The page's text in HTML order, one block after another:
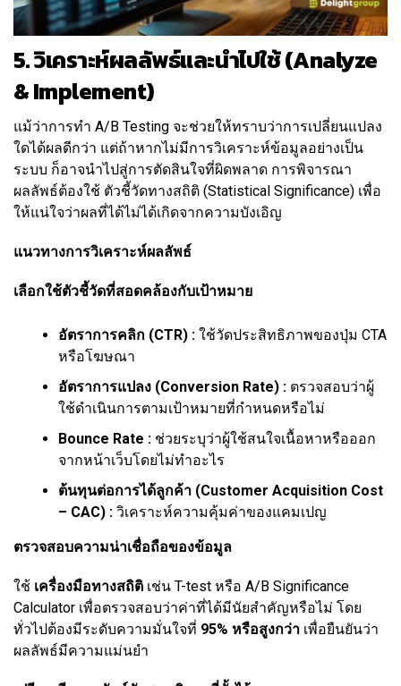
5. วิเคราะห์ผลลัพธ์และนำไปใช้ (Analyze
& Implement)
แม้ว่าการทำ A/B Testing จะช่วยให้ทราบว่าการเปลี่ยนแปลง
ใดได้ผลดีกว่า แต่ถ้าหากไม่มีการวิเคราะห์ข้อมูลอย่างเป็น
ระบบ ก็อาจนำไปสู่การตัดสินใจที่ผิดพลาด การพิจารณา
ผลลัพธ์ต้องใช้ ตัวชี้วัดทางสถิติ (Statistical Significance) เพื่อ
ให้แน่ใจว่าผลที่ได้ไม่ได้เกิดจากความบังเอิญ
แนวทางการวิเคราะห์ผลลัพธ์
เลือกใช้ตัวชี้วัดที่สอดคล้องกับเป้าหมาย
อัตราการคลิก (CTR) : ใช้วัดประสิทธิภาพของปุ่ม CTA
หรือโฆษณา
อัตราการแปลง (Conversion Rate) : ตรวจสอบว่าผู้
ใช้ดำเนินการตามเป้าหมายที่กำหนดหรือไม่
Bounce Rate : ช่วยระบุว่าผู้ใช้สนใจเนื้อหาหรือออก
จากหน้าเว็บโดยไม่ทำอะไร
ต้นทุนต่อการได้ลูกค้า (Customer Acquisition Cost
– CAC) : วิเคราะห์ความคุ้มค่าของแคมเปญ
ตรวจสอบความน่าเชื่อถือของข้อมูล
ใช้ เครื่องมือทางสถิติ เช่น T-test หรือ A/B Significance
Calculator เพื่อตรวจสอบว่าค่าที่ได้มีนัยสำคัญหรือไม่ โดย
ทั่วไปต้องมีระดับความมั่นใจที่ 95% หรือสูงกว่า เพื่อยืนยันว่า
ผลลัพธ์มีความแม่นยำ